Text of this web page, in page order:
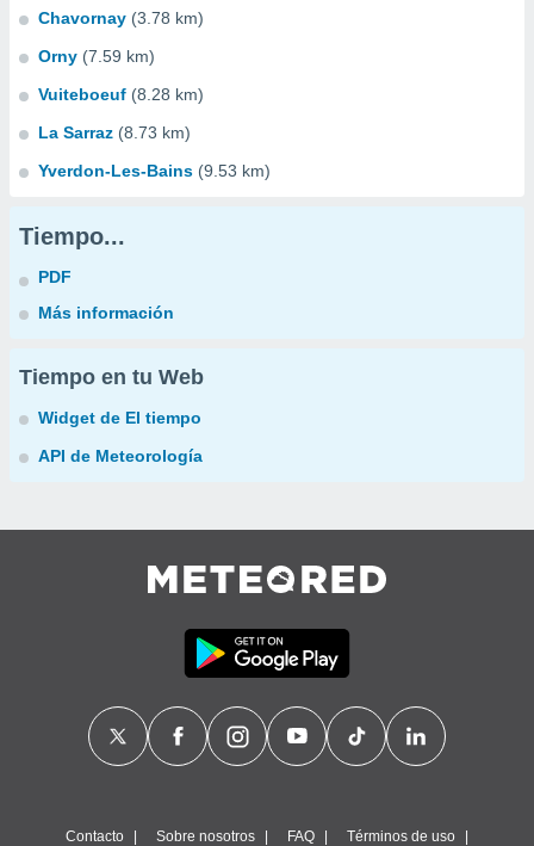
Chavornay (3.78 km)
Orny (7.59 km)
Vuiteboeuf (8.28 km)
La Sarraz (8.73 km)
Yverdon-Les-Bains (9.53 km)
Tiempo...
PDF
Más información
Tiempo en tu Web
Widget de El tiempo
API de Meteorología
Contacto Sobre nosotros FAQ Términos de uso